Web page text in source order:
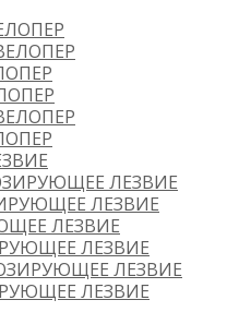
ЛЕЗВИЕ
ЛЕЗВИЕ
ЛЕЗВИЕ
ЛЕЗВИЕ
ЛЕЗВИЕ
ЛЕЗВИЕ